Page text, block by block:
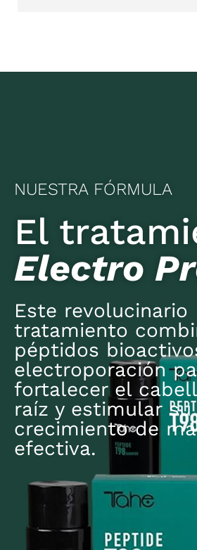
NUESTRA FÓRMULA
El
Electro
Este revolucinario
tratamiento
péptidos
electroporación
fortalecer el
raíz y estimular su
crecimiento de
efectiva.